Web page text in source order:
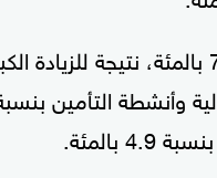
أما قطاع التشييد والبناء فحقق نمواً بنسبة